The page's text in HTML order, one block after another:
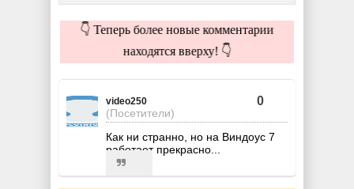
👇 Теперь более новые комментарии
находятся вверху! 👇
video250
(Посетители)
0
Как ни странно, но на Виндоус 7
работает прекрасно...